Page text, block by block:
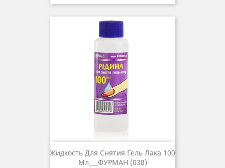
Жидкость Для Снятия Гель Лака 100
Мл___ФУРМАН (038)